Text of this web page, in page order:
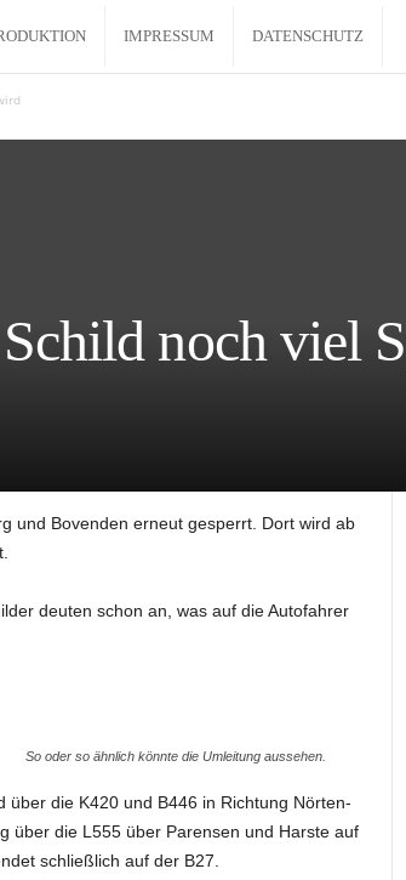
IMPRESSUM DATENSCHUTZ
noch viel
und Bovenden erneut gesperrt. Dort wird ab
deuten schon an, was auf die Autofahrer
So oder so ähnlich könnte die Umleitung aussehen.
die K420 und B446 in Richtung Nörten-
über die L555 über Parensen und Harste auf
schließlich auf der B27.